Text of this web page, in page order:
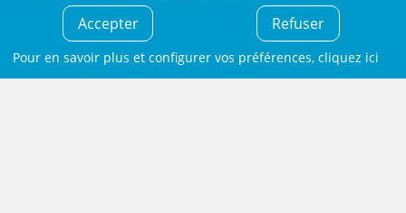
Accepter Refuser
Pour en savoir plus et configurer vos préférences, cliquez ici